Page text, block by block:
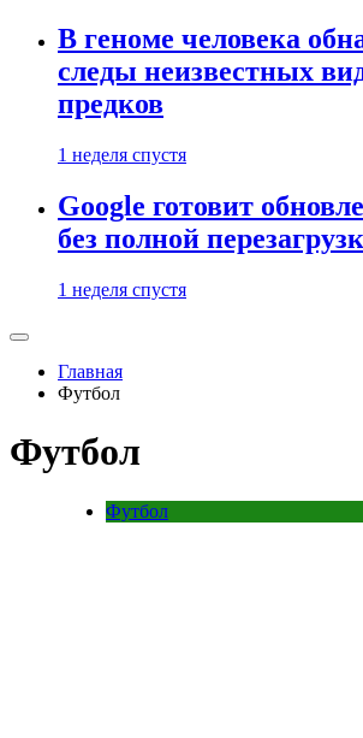
В геноме человека
следы неизвестных
предков
1 неделя спустя
Google готовит
без полной
1 неделя спустя
Главная
Футбол
Футбол
Футбол